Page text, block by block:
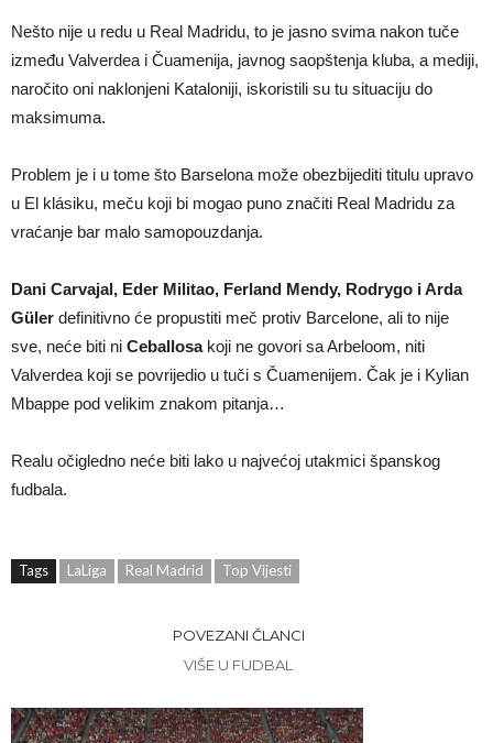
Mudrik se vratio na teren nakon više od 600 dana. Odmah ide na
posudbu?
Real Madrid odlučio: Endrick ide u Premier ligu!
Nešto nije u redu u Real Madridu, to je jasno svima nakon tuče
između Valverdea i Čuamenija, javnog saopštenja kluba, a mediji,
naročito oni naklonjeni Kataloniji, iskoristili su tu situaciju do
maksimuma.
Problem je i u tome što Barselona može obezbijediti titulu upravo
u El klásiku, meču koji bi mogao puno značiti Real Madridu za
vraćanje bar malo samopouzdanja.
Dani Carvajal, Eder Militao, Ferland Mendy, Rodrygo i Arda
Güler definitivno će propustiti meč protiv Barcelone, ali to nije
sve, neće biti ni Ceballosakoji ne govori sa Arbeloom, niti
Valverdea koji se povrijedio u tuči s Čuamenijem. Čak je i Kylian
Mbappe pod velikim znakom pitanja…
Realu očigledno neće biti lako u najvećoj utakmici španskog
fudbala.
Tags LaLiga Real Madrid Top Vijesti
POVEZANI ČLANCI
VIŠE U FUDBAL